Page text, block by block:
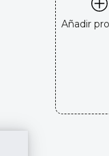
Añadir